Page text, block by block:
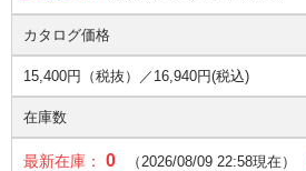
カタログ価格
15,400円（税抜）／ 16,940円(税込)
在庫数
最新在庫： 0 （2026/08/09 22:58現在）